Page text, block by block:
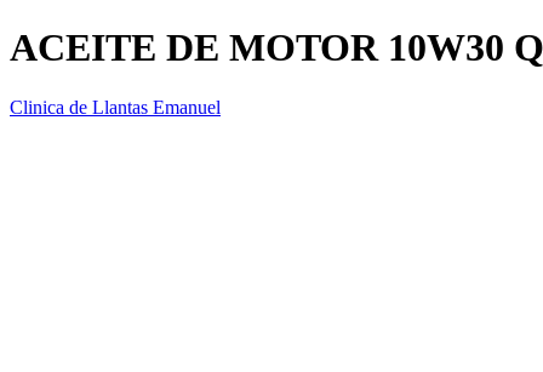
ACEITE DE MOTOR 10W30
Clinica de Llantas Emanuel